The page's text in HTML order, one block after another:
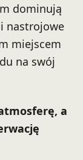
dominują
nastrojowe
miejscem
na swój
a